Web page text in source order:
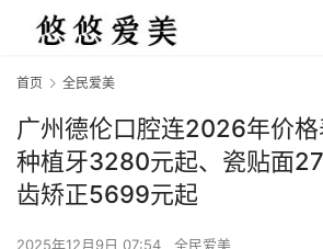
首页 全民爱美
广州德伦口腔连2026年价格
种植牙3280元起、瓷贴面
齿矫正5699元起
2025年12月9日 07:54 全民爱美